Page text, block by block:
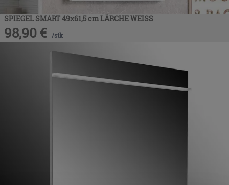
SPIEGEL SMART 49x61,5 cm LÄRCHE WEISS
98,90 € /stk